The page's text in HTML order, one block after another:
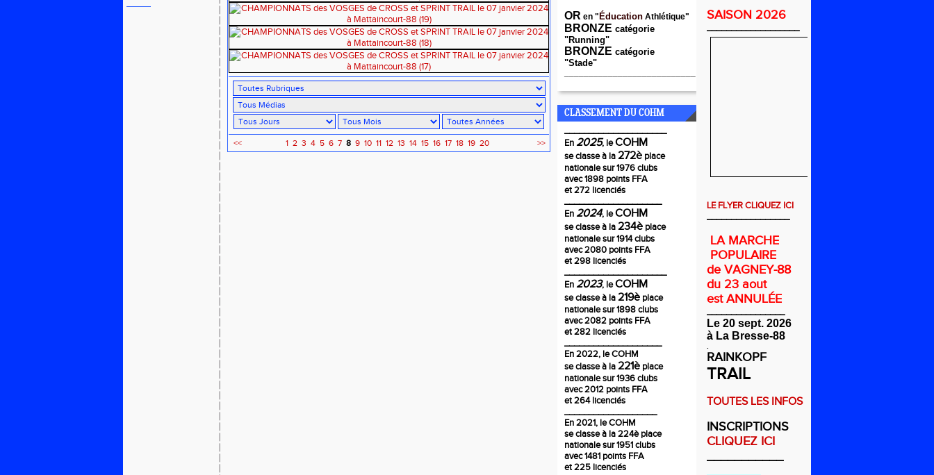
<< 1 2 3 4 5 6 7 8 9 10 11 12 13 14 15 16 17 18 19 20 >>
OR en " Éducation Athlétique"
BRONZE catégorie
"Running"
BRONZE catégorie
"Stade"
CLASSEMENT DU COHM
_____________________
En2025, leCOHM
se classe à la272è place
nationale sur 1976 clubs
avec 1898 points FFA
et 272 licenciés
____________________
En2024, leCOHM
se classe à la234è place
nationale sur 1914 clubs
avec 2080 points FFA
et 298 licenciés
_____________________
En2023, leCOHM
se classe à la219è place
nationale sur 1898 clubs
avec 2082 points FFA
et 282 licenciés
____________________
En2022, le COHM
se classe à la221è place
nationale sur 1936 clubs
avec 2012 points FFA
et 264 licenciés
___________________
En 2021, le COHM
se classe à la224èplace
nationale sur 1951 clubs
avec 1481 points FFA
et 225 licenciés
SAISON 2026
___________________
LE FLYER CLIQUEZ ICI
_________________
LA MARCHE
POPULAIRE
de VAGNEY-88
du 23 aout
est ANNULÉE
________________
Le 20 sept. 2026
à La Bresse-88
RAINKOPF
TRAIL
TOUTES LES INFOS
INSCRIPTIONS
CLIQUEZ ICI